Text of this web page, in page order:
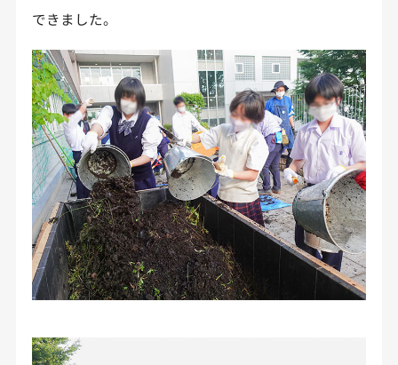
できました。